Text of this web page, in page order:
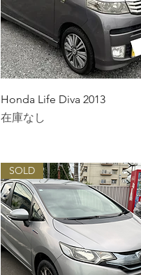
クイックビュー
Honda Life Diva 2013
在庫なし
SOLD